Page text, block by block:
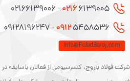
02166139005 - 02166139006
09125458536 - 09128196247
Info@FoladBaroj.com
شرکتفولاد باروج، کنسرسیومی از فعالان باسابقه